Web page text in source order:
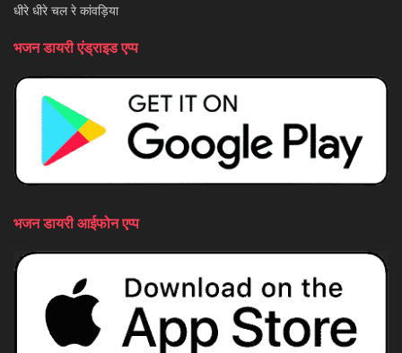
धीरे धीरे चल रे कांवड़िया
भजन डायरी एंड्राइड एप्प
भजन डायरी आईफोन एप्प